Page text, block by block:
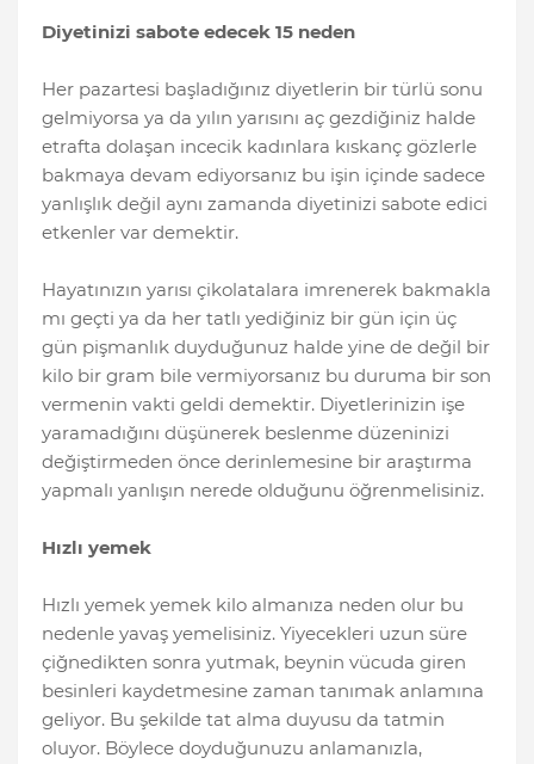
Diyetinizi sabote edecek 15 neden
Her pazartesi başladığınız diyetlerin bir türlü sonu
gelmiyorsa ya da yılın yarısını aç gezdiğiniz halde
etrafta dolaşan incecik kadınlara kıskanç gözlerle
bakmaya devam ediyorsanız bu işin içinde sadece
yanlışlık değil aynı zamanda diyetinizi sabote edici
etkenler var demektir.
Hayatınızın yarısı çikolatalara imrenerek bakmakla
mı geçti ya da her tatlı yediğiniz bir gün için üç
gün pişmanlık duyduğunuz halde yine de değil bir
kilo bir gram bile vermiyorsanız bu duruma bir son
vermenin vakti geldi demektir. Diyetlerinizin işe
yaramadığını düşünerek beslenme düzeninizi
değiştirmeden önce derinlemesine bir araştırma
yapmalı yanlışın nerede olduğunu öğrenmelisiniz.
Hızlı yemek
Hızlı yemek yemek kilo almanıza neden olur bu
nedenle yavaş yemelisiniz. Yiyecekleri uzun süre
çiğnedikten sonra yutmak, beynin vücuda giren
besinleri kaydetmesine zaman tanımak anlamına
geliyor. Bu şekilde tat alma duyusu da tatmin
oluyor. Böylece doyduğunuzu anlamanızla,